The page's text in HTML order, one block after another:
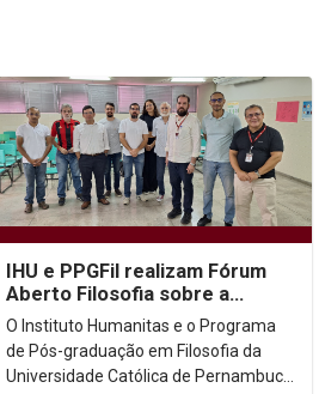
IHU e PPGFil realizam Fórum
Aberto Filosofia sobre a
Revisão da Lógica
O Instituto Humanitas e o Programa
de Pós-graduação em Filosofia da
Universidade Católica de Pernambuco